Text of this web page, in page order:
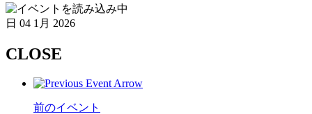
日 04 1月 2026
CLOSE
前のイベント